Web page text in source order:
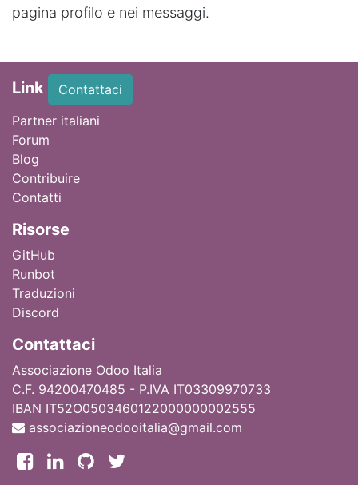
pagina profilo e nei messaggi.
Link
Contattaci
Partner italiani
Forum
Blog
Contribuire
Contatti
Risorse
GitHub
Runbot
Traduzioni
Discord
Contattaci
Associazione Odoo Italia
C.F. 94200470485 - P.IVA IT03309970733
IBAN IT52O0503460122000000002555
associazioneodooitalia@gmail.com